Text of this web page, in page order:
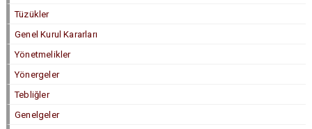
Tüzükler
Genel Kurul Kararları
Yönetmelikler
Yönergeler
Tebliğler
Genelgeler